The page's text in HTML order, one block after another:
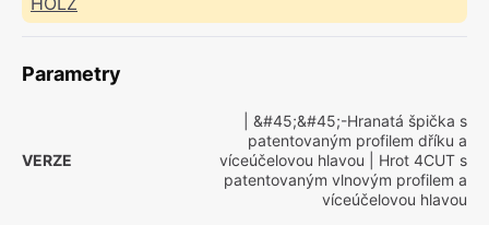
Parametry
VERZE
| &#45;&#45;-Hranatá špička s
patentovaným profilem dříku a
víceúčelovou hlavou | Hrot 4CUT s
patentovaným vlnovým profilem a
víceúčelovou hlavou